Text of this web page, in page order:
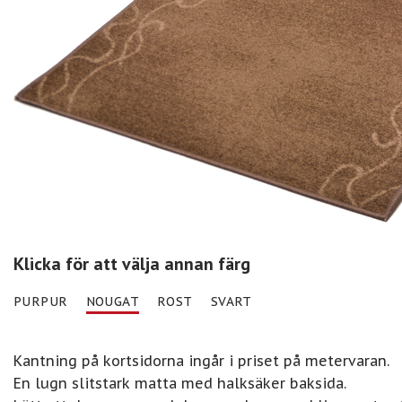
Klicka för att välja annan färg
PURPUR NOUGAT ROST SVART
Kantning på kortsidorna ingår i priset på metervaran.
En lugn slitstark matta med halksäker baksida.